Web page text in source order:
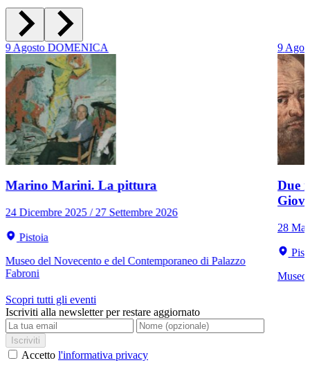
9Agosto DOMENICA
Marino Marini. La pittura
24 Dicembre 2025 / 27 Settembre 2026
Pistoia
Museo del Novecento e del Contemporaneo di Palazzo
Fabroni
9
Due
28
Museo
Scopri tutti gli eventi
Iscriviti alla newsletter per restare aggiornato
Iscriviti
Accetto l'informativa privacy